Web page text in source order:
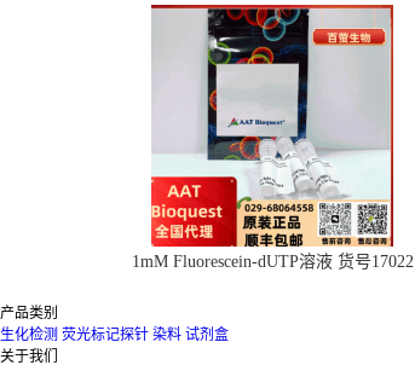
1mM Fluorescein-dUTP溶液 货号17022
产品类别
生化检测 荧光标记探针 染料 试剂盒
关于我们